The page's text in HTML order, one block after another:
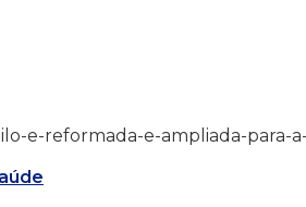
e-reformada-e-ampliada-para-